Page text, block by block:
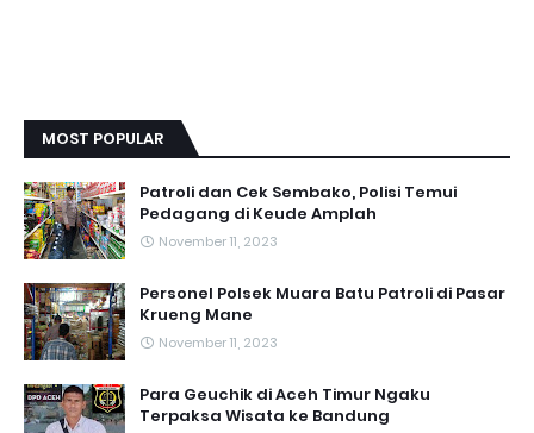
MOST POPULAR
Patroli dan Cek Sembako, Polisi Temui
Pedagang di Keude Amplah
November 11, 2023
Personel Polsek Muara Batu Patroli di Pasar
Krueng Mane
November 11, 2023
Para Geuchik di Aceh Timur Ngaku
Terpaksa Wisata ke Bandung